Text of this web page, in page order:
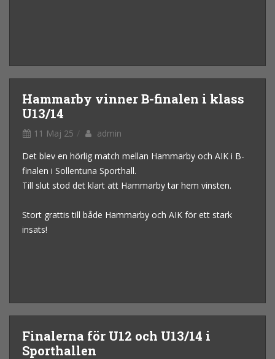
Hammarby vinner B-finalen i klass
U13/14
11 Maj 25
admin
Det blev en hörlig match mellan Hammarby och AIK i B-
finalen i Sollentuna Sporthall.
Till slut stod det klart att Hammarby tar hem vinsten.
Stort grattis till både Hammarby och AIK för ett stark
insats!
Finalerna för U12 och U13/14 i
Sporthallen